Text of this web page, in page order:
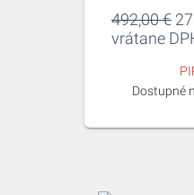
492,00€
vrátane
Dostupné